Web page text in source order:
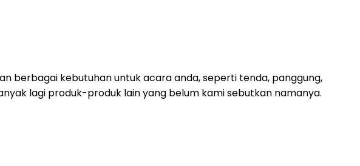
berbagai kebutuhan untuk acara anda, seperti tenda, panggung,
lagi produk-produk lain yang belum kami sebutkan namanya.